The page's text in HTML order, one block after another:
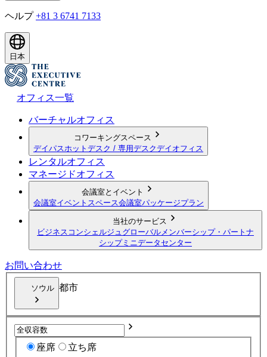
ヘルプ +81 3 6741 7133
日本
オフィス一覧
バーチャルオフィス
コワーキングスペース
デイパス ホットデスク / 専用デスクデイオフィス
レンタルオフィス
マネージドオフィス
会議室とイベント
会議室イベントスペース会議室パッケージプラン
当社のサービス
ビジネスコンシェルジュ グローバルメンバーシップ・パートナ
シップミニデータセンター
お問い合わせ
ソウル 都市
座席 立ち席